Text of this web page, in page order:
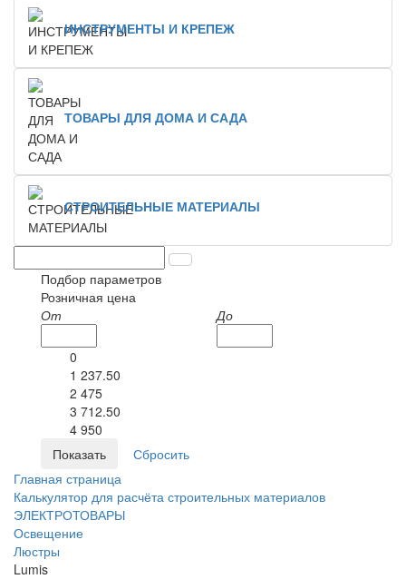
ИНСТРУМЕНТЫ И КРЕПЕЖ
ТОВАРЫ ДЛЯ ДОМА И САДА
СТРОИТЕЛЬНЫЕ МАТЕРИАЛЫ
Подбор параметров
Розничная цена
От
До
0
1 237.50
2 475
3 712.50
4 950
Главная страница
Калькулятор для расчёта строительных материалов
ЭЛЕКТРОТОВАРЫ
Освещение
Люстры
Lumis